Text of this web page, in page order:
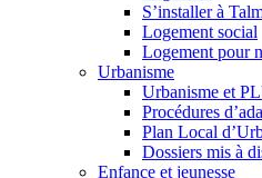
S’installer à
Logement social
Logement pour
Urbanisme
Urbanisme et
Procédures
Plan Local
Dossiers mis à
Enfance et jeunesse